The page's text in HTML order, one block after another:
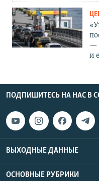
—
и
ПОДПИШИТЕСЬ НА НАС В
ВЫХОДНЫЕ ДАННЫЕ
ОСНОВНЫЕ РУБРИКИ